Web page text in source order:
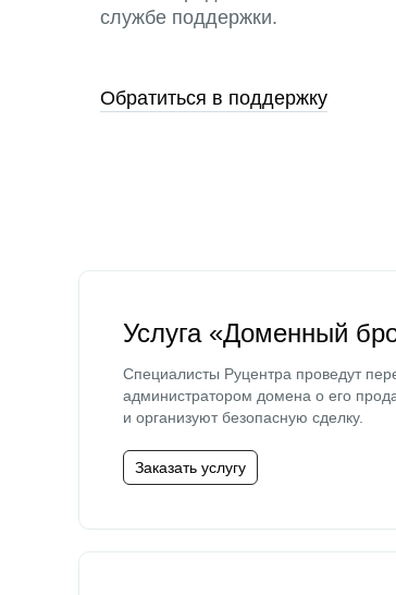
службе поддержки.
Обратиться в поддержку
Услуга «Доменный
Специалисты Руцентра проведут
администратором домена о его
и организуют безопасную сделку.
Заказать услугу